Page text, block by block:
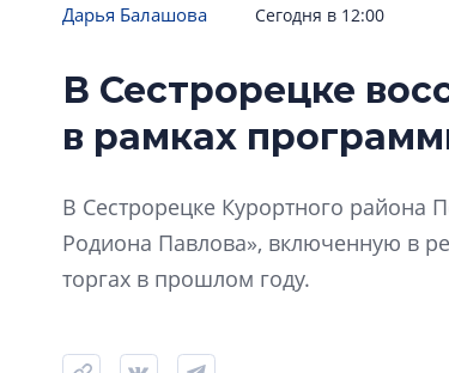
Дарья Балашова Сегодня в 12:00
В Сестрорецке
в рамках
В Сестрорецке Курортного района
Родиона Павлова», включенную в
торгах в прошлом году.